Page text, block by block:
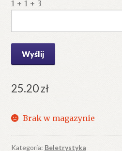
1 + 1 + 3
25.20zł
Brak w magazynie
Kategoria: Beletrystyka